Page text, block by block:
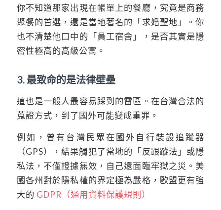
你不知道那家出現在帳單上的餐廳，究竟是商務
聚餐的首選，還是當地著名的「求婚聖地」。你
也不清楚他口中的「員工宿舍」，是否其實是隱
密性極高的高級公寓。
3. 最致命的是法律壁壘
這也是一般人最容易踩到的雷區。在台灣合法的
蒐證方式，到了國外可能變成重罪。
例如，曾有台灣民眾在國外自行裝設追蹤器
（GPS），結果觸犯了當地的「反跟蹤法」或隱
私法，不僅證據無效，自己還面臨牢獄之災。美
國各州對於隱私權的界定極為嚴格，歐盟更有強
大的 GDPR（通用資料保護規則）